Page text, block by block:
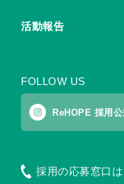
活動報告
FOLLOW US
ReHOPE 採用
採用の応募窓口は